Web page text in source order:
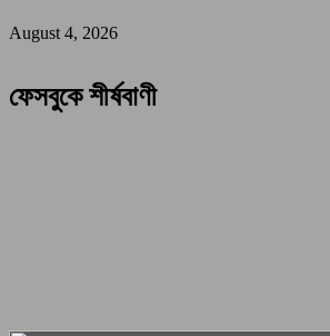
August 4, 2026
ফেসবুকে শীর্ষবাণী